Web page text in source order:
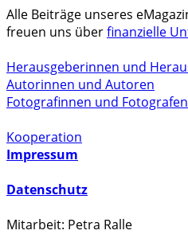
Alle Beiträge unseres
freuen uns überfinanzielle
Herausgeberinnen und
Autorinnen und Autoren
Fotografinnen und Fotografen
Kooperation
Impressum
Datenschutz
Mitarbeit: Petra Ralle